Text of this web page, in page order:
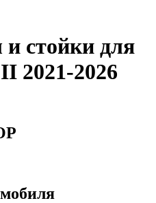
и стойки для
2021-2026